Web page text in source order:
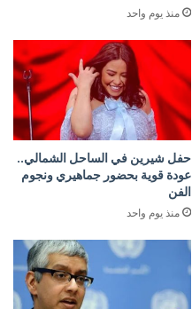
منذ يوم واحد
حفل شيرين في الساحل الشمالي..
عودة قوية بحضور جماهيري ونجوم
الفن
منذ يوم واحد